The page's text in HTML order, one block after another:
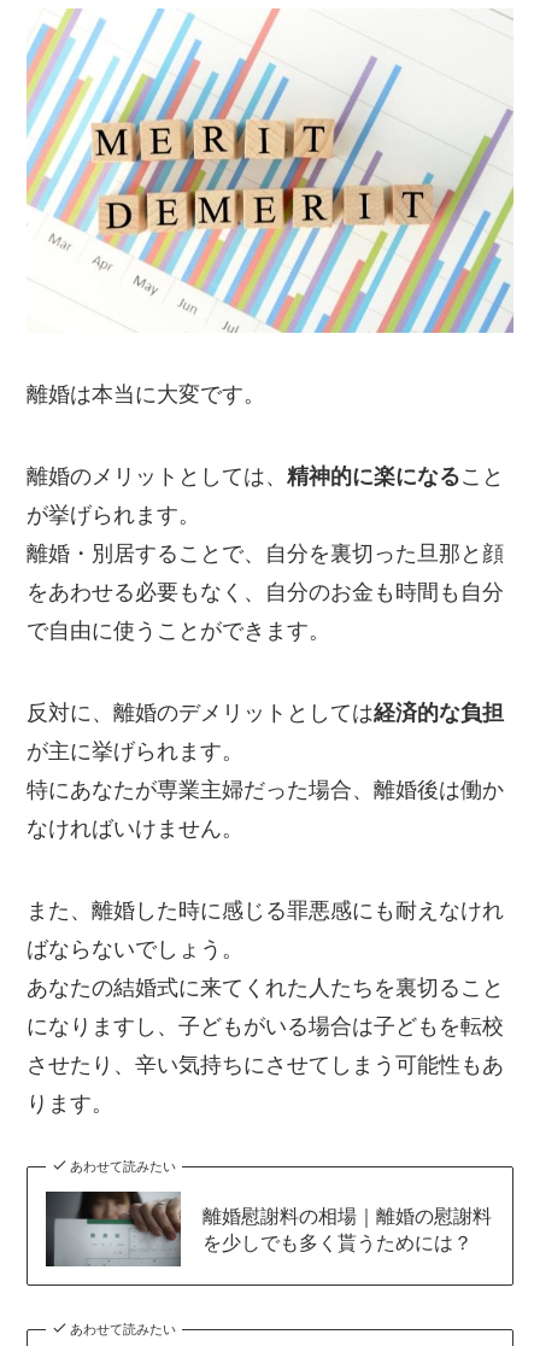
離婚は本当に大変です。
離婚のメリットとしては、精神的に楽になること
が挙げられます。
離婚・別居することで、自分を裏切った旦那と顔
をあわせる必要もなく、自分のお金も時間も自分
で自由に使うことができます。
反対に、離婚のデメリットとしては経済的な負担
が主に挙げられます。
特にあなたが専業主婦だった場合、離婚後は働か
なければいけません。
また、離婚した時に感じる罪悪感にも耐えなけれ
ばならないでしょう。
あなたの結婚式に来てくれた人たちを裏切ること
になりますし、子どもがいる場合は子どもを転校
させたり、辛い気持ちにさせてしまう可能性もあ
ります。
あわせて読みたい
離婚慰謝料の相場｜離婚の慰謝料
を少しでも多く貰うためには？
あわせて読みたい